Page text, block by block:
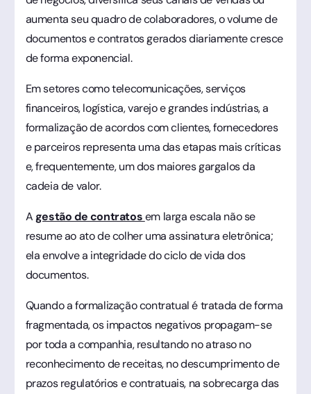
aumenta seu quadro de colaboradores, o volume de
documentos e contratos gerados diariamente cresce
de forma exponencial.
Em setores como telecomunicações, serviços
financeiros, logística, varejo e grandes indústrias, a
formalização de acordos com clientes, fornecedores
e parceiros representa uma das etapas mais críticas
e, frequentemente, um dos maiores gargalos da
cadeia de valor.
Agestão de contratosem larga escala não se
resume ao ato de colher uma assinatura eletrônica;
ela envolve a integridade do ciclo de vida dos
documentos.
Quando a formalização contratual é tratada de forma
fragmentada, os impactos negativos propagam-se
por toda a companhia, resultando no atraso no
reconhecimento de receitas, no descumprimento de
prazos regulatórios e contratuais, na sobrecarga das